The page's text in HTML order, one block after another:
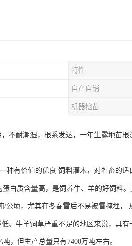
特性
自产自销
机器挖苗
不耐潮湿，根系发达，一年生露地苗
种有价值的优良 饲料灌木，对牲畜的
白质含量高，是饲养牛、羊的好饲料
/公顷，尤其在冬春雪后不易被雪掩埋
、牛羊饲草严重不足的地区来说，具
，但生产总量只有7400万吨左右。